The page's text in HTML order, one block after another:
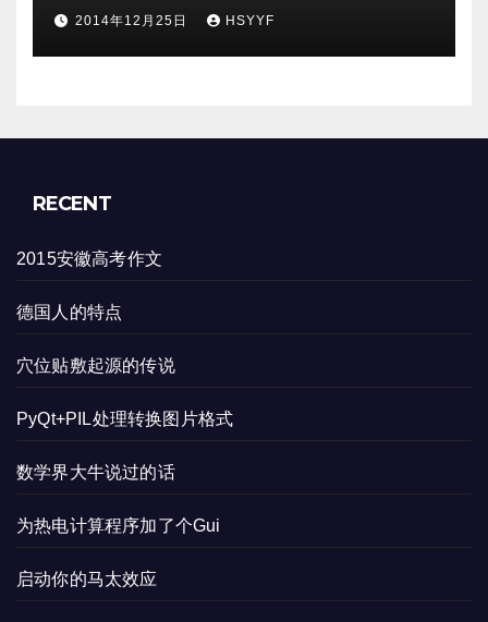
2014年12月25日 HSYYF
RECENT
2015安徽高考作文
德国人的特点
穴位贴敷起源的传说
PyQt+PIL处理转换图片格式
数学界大牛说过的话
为热电计算程序加了个Gui
启动你的马太效应